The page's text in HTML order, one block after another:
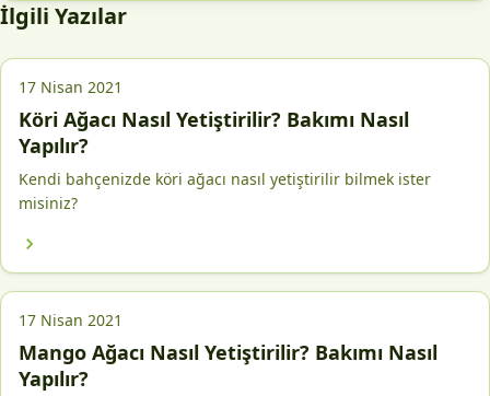
İlgili Yazılar
17 Nisan 2021
Köri Ağacı Nasıl Yetiştirilir? Bakımı Nasıl
Yapılır?
Kendi bahçenizde köri ağacı nasıl yetiştirilir bilmek ister
misiniz?
17 Nisan 2021
Mango Ağacı Nasıl Yetiştirilir? Bakımı Nasıl
Yapılır?